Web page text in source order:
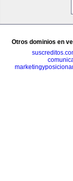
Otros dominios en